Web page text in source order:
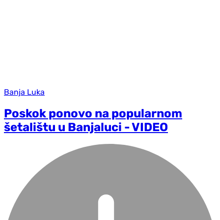
Banja Luka
Poskok ponovo na popularnom
šetalištu u Banjaluci - VIDEO